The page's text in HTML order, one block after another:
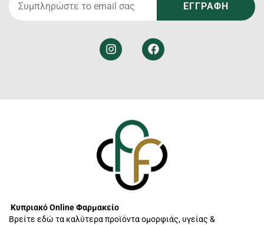
ΕΓΓΡΑΦΗ
Κυπριακό Online Φαρμακείο
Βρείτε εδώ τα καλύτερα προϊόντα ομορφιάς, υγείας &